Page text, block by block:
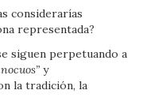
considerarías
representada?
siguen perpetuando a
y
la tradición, la